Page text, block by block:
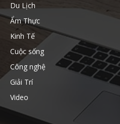
Du Lịch
Ẩm Thực
Kinh Tế
Cuộc sống
Công nghệ
Giải Trí
Video